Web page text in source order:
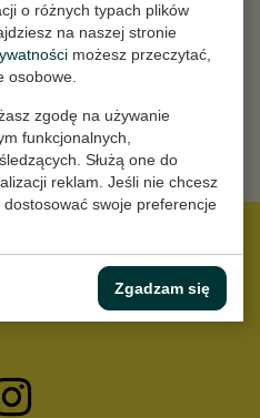
o różnych typach plików
na naszej stronie
możesz przeczytać,
osobowe.
zgodę na używanie
funkcjonalnych,
Służą one do
reklam. Jeśli nie chcesz
swoje preferencje
Zgadzam się